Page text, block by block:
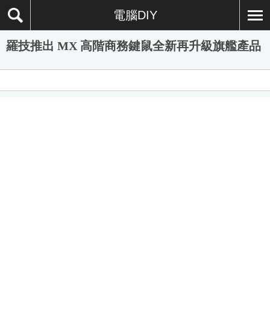
電腦DIY
羅技推出 MX 高階商務鍵鼠全新再升級旗艦產品